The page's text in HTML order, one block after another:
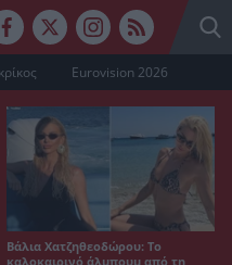
Eurovision 2026
Βάλια Χατζηθεοδώρου: Το